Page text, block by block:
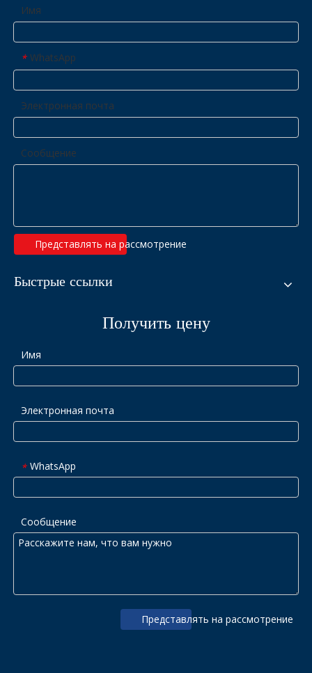
Имя
* WhatsApp
Электронная почта
Сообщение
Представлять на рассмотрение
Быстрые ссылки
Получить цену
Имя
Электронная почта
* WhatsApp
Сообщение
Представлять на рассмотрение